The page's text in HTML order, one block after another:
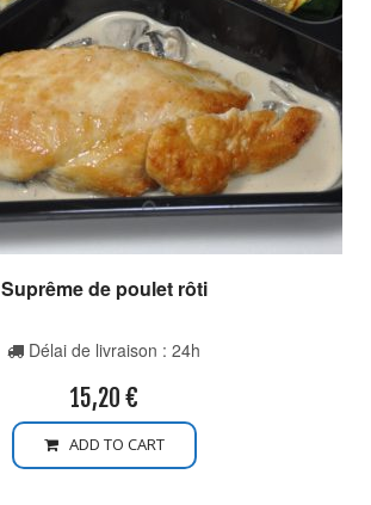
Suprême de poulet rôti
Délai de livraison : 24h
15,20 €
ADD TO CART